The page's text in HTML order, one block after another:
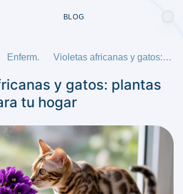
BLOG
Enferm. Violetas africanas y gatos: plantas seguras para tu hogar
y gatos: plantas
tu hogar